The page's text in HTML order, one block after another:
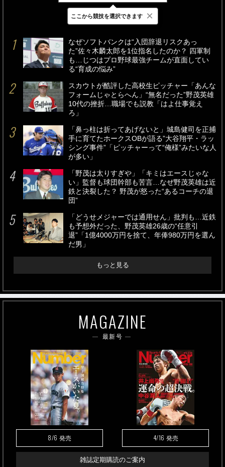
最新 24時間 週間
なぜソフトバンクは“入団辞退リスクあっ
た”佐々木麟太郎を1位指名したのか？ 四軍制
も…じつはプロ野球最強チームが直面してい
る“育成の悩み”
スカウトが酷評した高校生ピッチャー「あんな
フォームじゃとらへん」“無名だった”野茂英雄
10代の挫折…職場でも説教「はよ仕事覚え
ろ」
「鼻っ柱は折ってあげないと」城島健司を正捕
手に育てたホークスOBが語る”大谷翔平・ラッ
シング事件”「ピッチャーって“俺様”みたいな人
が多い」
「野茂は太りすぎや」「キミはエースじゃな
い」監督も球団幹部も苦言…なぜ野茂英雄は近
鉄と決裂した？ 野茂が怒った“あるコーチの退
団”
「どうせメジャーでは通用せん」批判も…近鉄
も予想外だった、野茂英雄26歳の“任意引
退”「1億4000万円を捨て、年俸980万円を選ん
だ男」
もっと見る
MAGAZINE
最新号
8/6 発売 4/16 発売
雑誌定期購読のご案内
ここから競技を選択できます ×